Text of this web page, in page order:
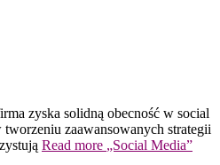
zyska solidną obecność w social
zaawansowanych strategii
Read more „Social Media”